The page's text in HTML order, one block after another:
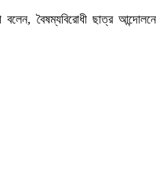
বলেন, বৈষম্যবিরোধী ছাত্র আন্দোলনে